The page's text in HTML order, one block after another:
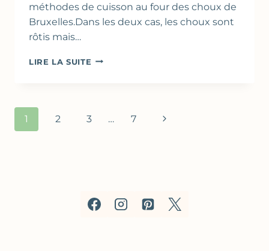
méthodes de cuisson au four des choux de
Bruxelles.Dans les deux cas, les choux sont
rôtis mais…
LIRE LA SUITE CHOUX
CHOUX
Navigation
de
1 2 3 … 7
Page